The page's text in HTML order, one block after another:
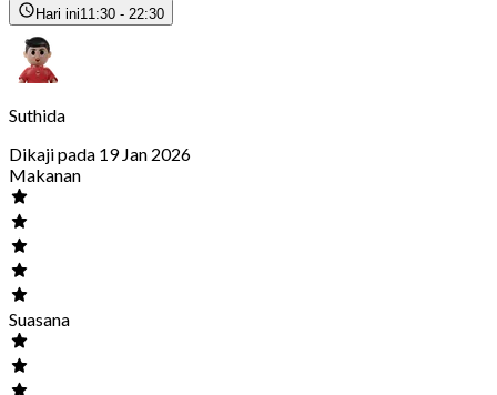
Hari ini11:30 - 22:30
Suthida
Dikaji pada 19 Jan 2026
Makanan
Suasana